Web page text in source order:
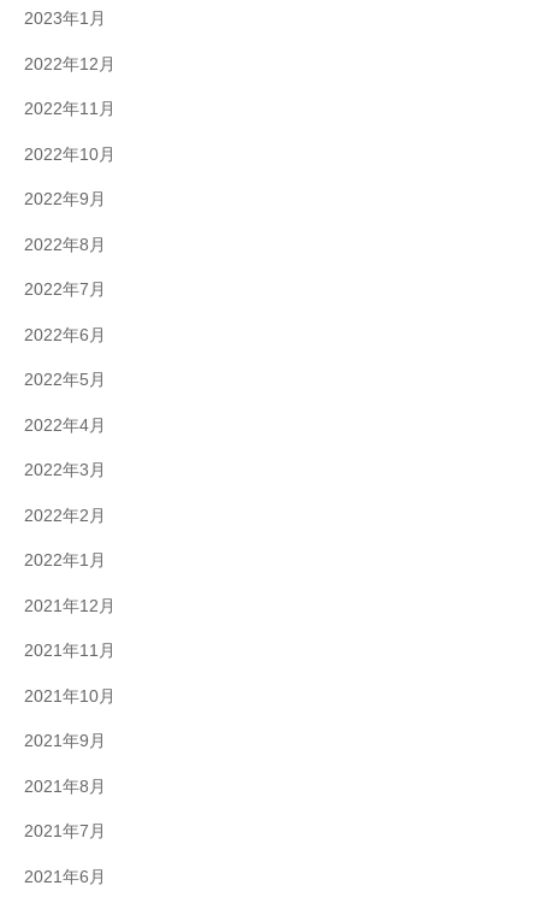
2023年1月
2022年12月
2022年11月
2022年10月
2022年9月
2022年8月
2022年7月
2022年6月
2022年5月
2022年4月
2022年3月
2022年2月
2022年1月
2021年12月
2021年11月
2021年10月
2021年9月
2021年8月
2021年7月
2021年6月